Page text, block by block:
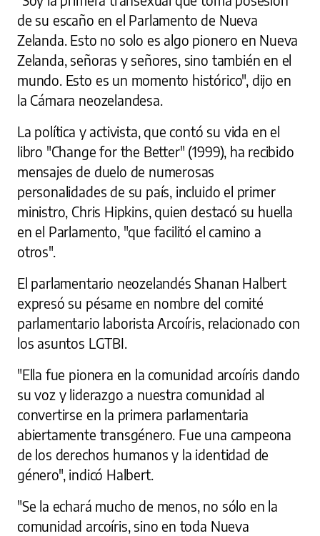
de su escaño en el Parlamento de Nueva
Zelanda. Esto no solo es algo pionero en Nueva
Zelanda, señoras y señores, sino también en el
mundo. Esto es un momento histórico", dijo en
la Cámara neozelandesa.
La política y activista, que contó su vida en el
libro "Change for the Better" (1999), ha recibido
mensajes de duelo de numerosas
personalidades de su país, incluido el primer
ministro, Chris Hipkins, quien destacó su huella
en el Parlamento, "que facilitó el camino a
otros".
El parlamentario neozelandés Shanan Halbert
expresó su pésame en nombre del comité
parlamentario laborista Arcoíris, relacionado con
los asuntos LGTBI.
"Ella fue pionera en la comunidad arcoíris dando
su voz y liderazgo a nuestra comunidad al
convertirse en la primera parlamentaria
abiertamente transgénero. Fue una campeona
de los derechos humanos y la identidad de
género", indicó Halbert.
"Se la echará mucho de menos, no sólo en la
comunidad arcoíris, sino en toda Nueva